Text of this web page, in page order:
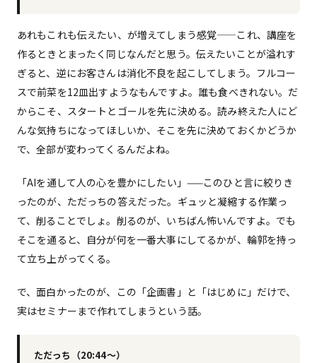
あれもこれも伝えたい、が増えてしまう感覚——これ、講座を
作るときとまったく同じなんだと思う。伝えたいことが溢れす
ぎると、逆にお客さんは消化不良を起こしてしまう。フルコー
スで前菜を12皿出すようなもんですよ。誰も食べきれない。だ
からこそ、スタートとゴールを先に決める。読み終えた人にど
んな気持ちになってほしいか、そこを先に決めておくかどうか
で、全部が変わってくるんだよね。
「AIを通して人の心を豊かにしたい」——このひと言に絞りき
ったのが、ただっちの答えだった。ギュッと凝縮する作業っ
て、削ることでしょ。削るのが、いちばん怖いんですよ。でも
そこを通ると、自分が何を一番大事にしてるかが、輪郭を持っ
て立ち上がってくる。
で、面白かったのが、この「企画書」と「はじめに」だけで、
実はセミナーまで作れてしまうという話。
ただっち（20:44〜）